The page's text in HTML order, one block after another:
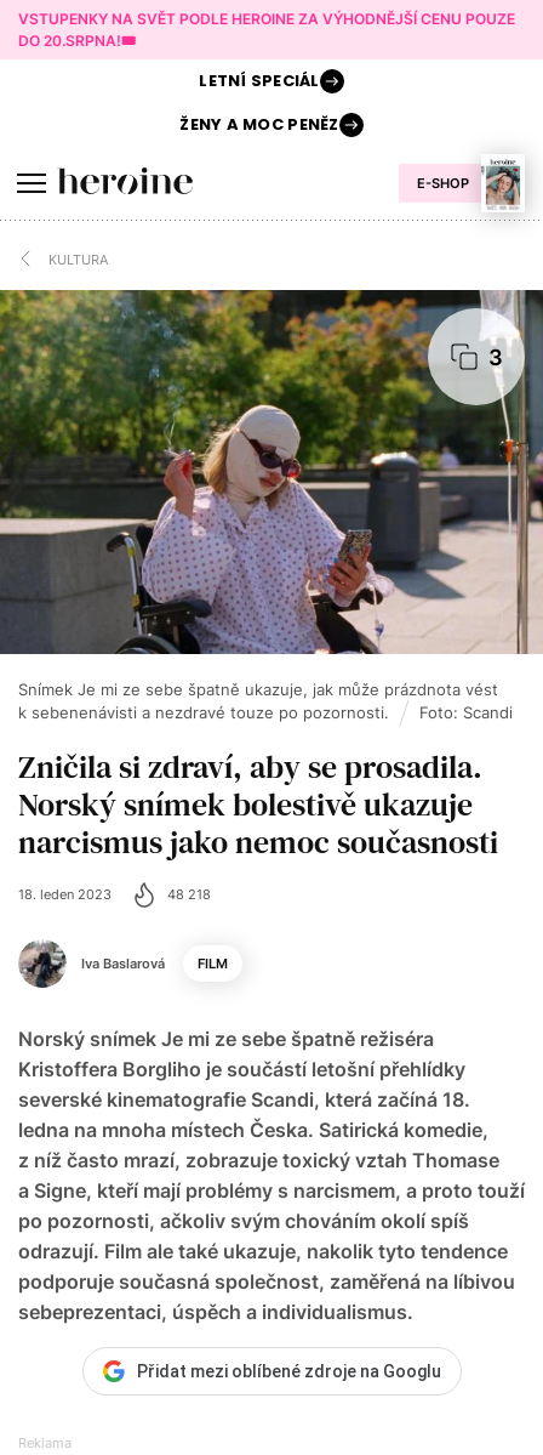
VSTUPENKY NA SVĚT PODLE HEROINE ZA VÝHODNĚJŠÍ CENU POUZE
DO 20.SRPNA!🎟️
E-SHOP
LETNÍ SPECIÁL
ŽENY AMOC PENĚZ
KULTURA
3
Snímek Je mi ze sebe špatně ukazuje, jak může prázdnota vést
k sebenenávisti a nezdravé touze po pozornosti.
Foto: Scandi
Zničila si zdraví, aby se prosadila.
Norský snímek bolestivě ukazuje
narcismus jako nemoc současnosti
Iva Baslarová
18. leden 2023 48 218
FILM
Norský snímek Je mi ze sebe špatně režiséra
Kristoffera Borgliho je součástí letošní přehlídky
severské kinematografie Scandi, která začíná 18.
ledna na mnoha místech Česka. Satirická komedie,
z níž často mrazí, zobrazuje toxický vztah Thomase
a Signe, kteří mají problémy s narcismem, a proto touží
po pozornosti, ačkoliv svým chováním okolí spíš
odrazují. Film ale také ukazuje, nakolik tyto tendence
podporuje současná společnost, zaměřená na líbivou
sebeprezentaci, úspěch a individualismus.
Přidat mezi oblíbené zdroje na Googlu